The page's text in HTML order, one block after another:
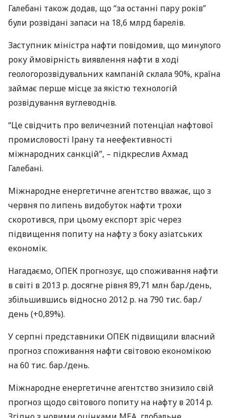
Галебані також додав, що “за останні пару років”
були розвідані запаси на 18,6 млрд барелів.
Заступник міністра нафти повідомив, що минулого
року ймовірність виявлення нафти в ході
геологорозвідувальних кампаній склала 90%, країна
займає перше місце за якістю технологій
розвідування вуглеводнів.
“Це свідчить про величезний потенціал нафтової
промисловості Ірану та неефективності
міжнародних санкцій”, – підкреслив Ахмад
Галебані.
Міжнародне енергетичне агентство вважає, що з
червня по липень видобуток нафти трохи
скоротився, при цьому експорт зріс через
підвищення попиту на нафту з боку азіатських
економік.
Нагадаємо, ОПЕК прогнозує, що споживання нафти
в світі в 2013 р. досягне рівня 89,71 млн бар./день,
збільшившись відносно 2012 р. на 790 тис. бар./
день (+0,89%).
У серпні представники ОПЕК підвищили власний
прогноз споживання нафти світовою економікою
на 60 тис. бар./день.
Міжнародне енергетичне агентство знизило свій
прогноз щодо світового попиту на нафту в 2014 р.